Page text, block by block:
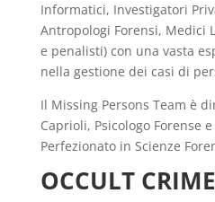
Informatici, Investigatori
Antropologi Forensi, Medici
e penalisti) con una vasta
nella gestione dei casi di
Il Missing Persons Team è
Caprioli, Psicologo Forense
Perfezionato in Scienze
OCCULT